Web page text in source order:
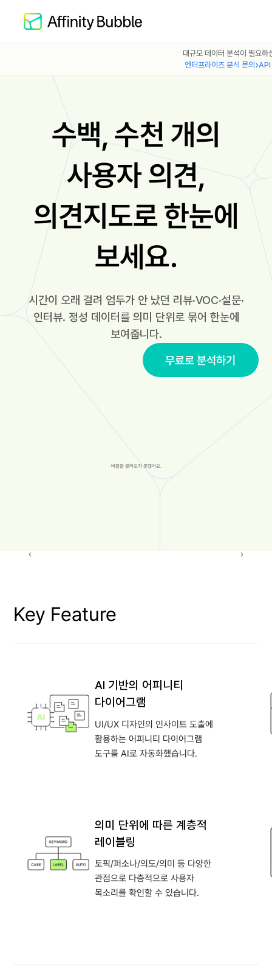
대규모 데이터 분석이 필요하
엔터프라이즈 분석 문의
API
수백, 수천 개의
사용자 의견,
의견지도로 한눈에
보세요.
시간이 오래 걸려 엄두가 안 났던 리뷰·VOC·설문·
인터뷰. 정성 데이터를 의미 단위로 묶어 한눈에
보여줍니다.
무료로 분석하기
Key Feature
AI 기반의 어피니티
다이어그램
UI/UX 디자인의 인사이트 도출에
활용하는 어피니티 다이어그램
도구를 AI로 자동화했습니다.
의미 단위에 따른 계층적
레이블링
토픽/퍼소나/의도/의미 등 다양한
관점으로 다층적으로 사용자
목소리를 확인할 수 있습니다.